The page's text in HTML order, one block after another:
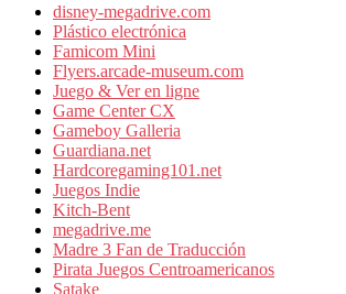
disney-megadrive.com
Plástico electrónica
Famicom Mini
Flyers.arcade-museum.com
Juego & Ver en ligne
Game Center CX
Gameboy Galleria
Guardiana.net
Hardcoregaming101.net
Juegos Indie
Kitch-Bent
megadrive.me
Madre 3 Fan de Traducción
Pirata Juegos Centroamericanos
Satake